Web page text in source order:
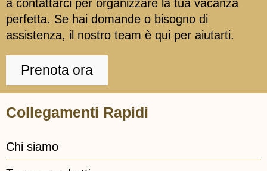
a contattarci per organizzare la tua vacanza
perfetta. Se hai domande o bisogno di
assistenza, il nostro team è qui per aiutarti.
Prenota ora
Collegamenti Rapidi
Chi siamo